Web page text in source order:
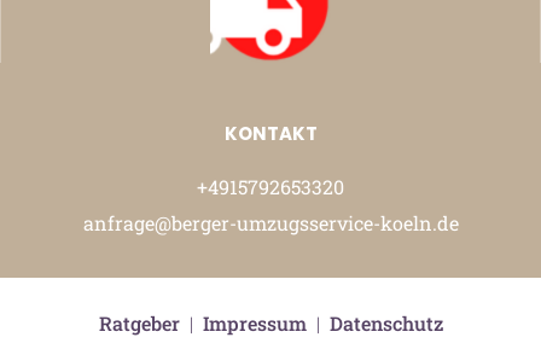
KONTAKT
+4915792653320
anfrage@berger-umzugsservice-koeln.de
Ratgeber| Impressum| Datenschutz